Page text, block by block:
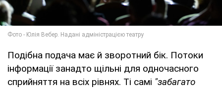
Подібна подача має й зворотний бік. Потоки
інформації занадто щільні для одночасного
сприйняття на всіх рівнях. Ті самі "забагато